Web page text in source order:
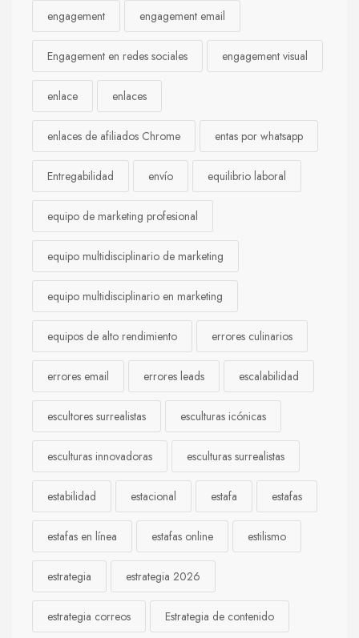
engagement engagement email
Engagement en redes sociales engagement visual
enlace enlaces
enlaces de afiliados Chrome entas por whatsapp
Entregabilidad envío equilibrio laboral
equipo de marketing profesional
equipo multidisciplinario de marketing
equipo multidisciplinario en marketing
equipos de alto rendimiento errores culinarios
errores email errores leads escalabilidad
escultores surrealistas esculturas icónicas
esculturas innovadoras esculturas surrealistas
estabilidad estacional estafa estafas
estafas en línea estafas online estilismo
estrategia estrategia 2026
estrategia correos Estrategia de contenido